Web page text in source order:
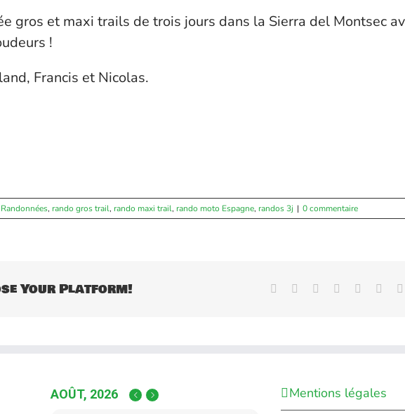
gros et maxi trails de trois jours dans la Sierra del Montsec
!
Francis et Nicolas.
, rando gros trail, rando maxi trail, rando moto Espagne, randos 3j | 0 commentaire
Your Platform! Facebook Reddit LinkedInWhatsApp
AOÛT, 2026 Mentions légales